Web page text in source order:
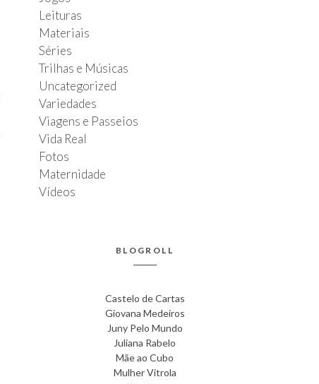
Leituras
Materiais
Séries
Trilhas e Músicas
Uncategorized
Variedades
Viagens e Passeios
Vida Real
Fotos
Maternidade
Vídeos
BLOGROLL
Castelo de Cartas
Giovana Medeiros
Juny Pelo Mundo
Juliana Rabelo
Mãe ao Cubo
Mulher Vitrola